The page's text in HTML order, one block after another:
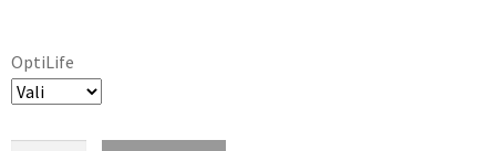
OptiLife